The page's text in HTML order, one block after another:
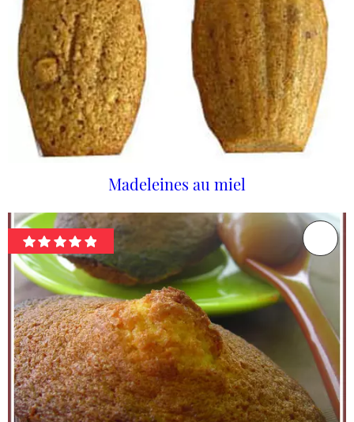
Madeleines au miel